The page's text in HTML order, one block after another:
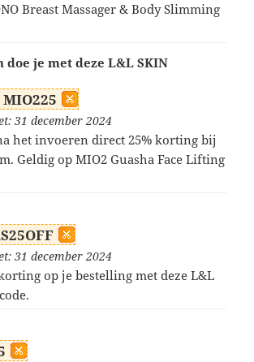
Breast Massager & Body Slimming
doe je met deze L&L SKIN
MIO225
31 december 2024
het invoeren direct 25% korting bij
Geldig op MIO2 Guasha Face Lifting
31 december 2024
op je bestelling met deze L&L